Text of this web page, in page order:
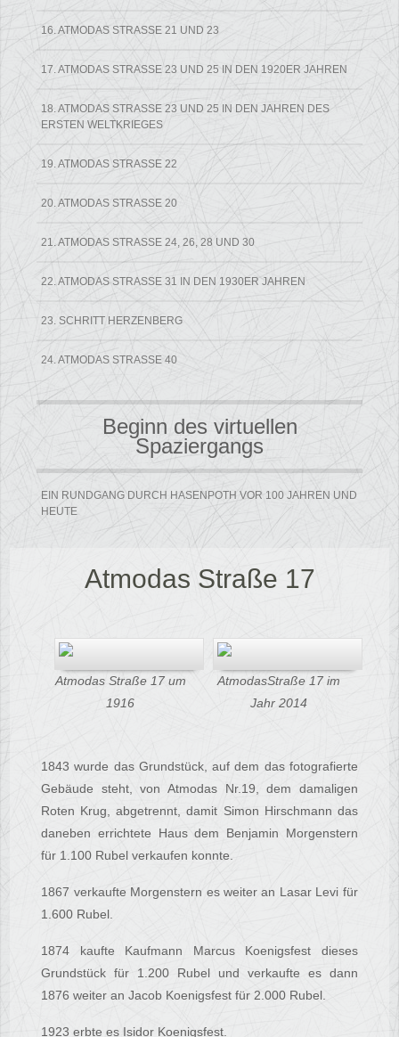
16. ATMODAS STRASSE 21 UND 23
17. ATMODAS STRASSE 23 UND 25 IN DEN 1920ER JAHREN
18. ATMODAS STRASSE 23 UND 25 IN DEN JAHREN DES E
RSTEN WELTKRIEGES
19. ATMODAS STRASSE 22
20. ATMODAS STRASSE 20
21. ATMODAS STRASSE 24, 26, 28 UND 30
22. ATMODAS STRASSE 31 IN DEN 1930ER JAHREN
23. SCHRITT HERZENBERG
24. ATMODAS STRASSE 40
Beginn des virtuellen
Spaziergangs
EIN RUNDGANG DURCH HASENPOTH VOR 100 JAHREN UND
HEUTE
Atmodas Straße 17
Atmodas Straße 17 um
1916
AtmodasStraße 17 im
Jahr 2014
1843 wurde das Grundstück, auf dem das fotografierte
Gebäude steht, von Atmodas Nr.19, dem damaligen
Roten Krug, abgetrennt, damit Simon Hirschmann das
daneben errichtete Haus dem Benjamin Morgenstern
für 1.100 Rubel verkaufen konnte.
1867 verkaufte Morgenstern es weiter an Lasar Levi für
1.600 Rubel.
1874 kaufte Kaufmann Marcus Koenigsfest dieses
Grundstück für 1.200 Rubel und verkaufte es dann
1876 weiter an Jacob Koenigsfest für 2.000 Rubel.
1923 erbte es Isidor Koenigsfest.